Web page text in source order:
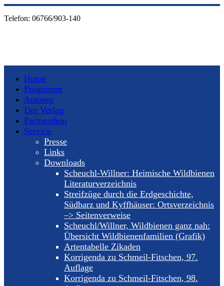
Telefon: 06766/903-140
Home
Programm
Autoren
Der Verlag
Partnershop
Service
Presse
Links
Downloads
Scheuchl-Willner: Heimische Wildbienen
Literaturverzeichnis
Streifzüge durch die Erdgeschichte,
Südharz und Kyffhäuser: Ortsverzeichnis
–> Seitenverweise
Scheuchl/Willner, Wildbienen ganz nah:
Übersicht Wildbienenfamilien (Grafik)
Artentabelle Zikaden
Korrigenda zu Schmeil-Fitschen, 97.
Auflage
Korrigenda zu Schmeil-Fitschen, 98.